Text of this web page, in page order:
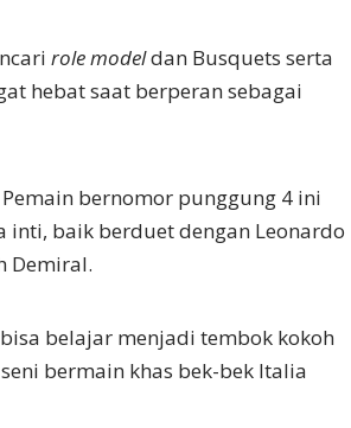
role modeldan Busquets serta
hebat saat berperan sebagai
bernomor punggung 4 ini
baik berduet dengan Leonardo
Demiral.
belajar menjadi tembok kokoh
bermain khas bek-bek Italia